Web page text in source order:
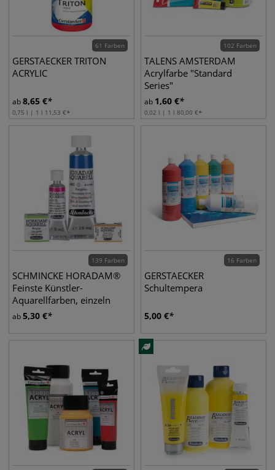
61 Farben
GERSTAECKER TRITON
ACRYLIC
ab8,65 €
0,75 l | 1 l 11,53 €
102 Farben
TALENS AMSTERDAM
Acrylfarbe "Standard
Series"
ab 1,60 €
0,02 l | 1 l 80,00 €
139 Farben
SCHMINCKE HORADAM®
Feinste Künstler-
Aquarellfarben, einzeln
ab5,30 €
16 Farben
GERSTAECKER
Schultempera
5,00 €